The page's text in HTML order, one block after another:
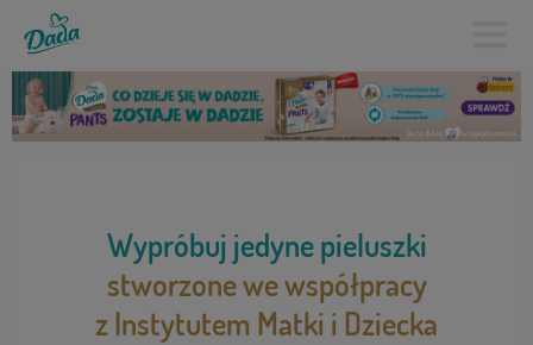
Wypróbuj jedyne pieluszki
stworzone we współpracy
z Instytutem Matki i Dziecka